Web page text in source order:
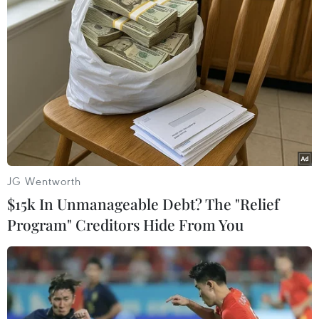
#Belarus #Đức
#Indonesia
#Can thiệp quân sự
#Recep Tayyip Erdogan Libya
Theo dõi VietnamPlus
TIN CÙNG CHUYÊN MỤC
JG Wentworth
$15k In Unmanageable Debt? The "Relief
Program" Creditors Hide From You